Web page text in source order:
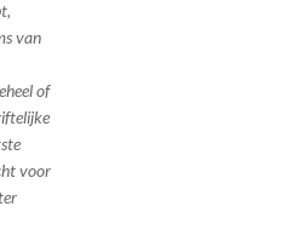
van
of
voor